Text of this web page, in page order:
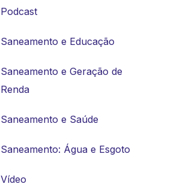
Podcast
Saneamento e Educação
Saneamento e Geração de
Renda
Saneamento e Saúde
Saneamento: Água e Esgoto
Vídeo